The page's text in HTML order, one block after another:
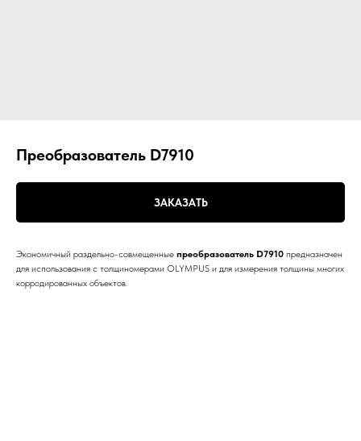
Преобразователь D7910
ЗАКАЗАТЬ
Экономичный раздельно-совмещенные преобразователь D7910 предназначен
для использования с толщиномерами OLYMPUS и для измерения толщины многих
корродированных объектов.